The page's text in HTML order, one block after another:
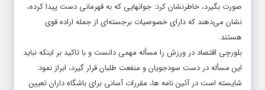
صورت بگیرد، خاطرنشان کرد: جوانهایی که به قهرمانی دست پیدا کرده،
نشان می‌دهند که دارای خصوصیات برجسته‌ای از جمله اراده‌ قوی‌
هستند.
بلورچی اقتصاد در ورزش را مسأله مهمی دانست و با تاکید بر اینکه نباید
این مسأله در دست سودجویان و منفعت طلبان قرار گیرد، ابراز نمود:
شایسته است در آئین نامه ها، مقررات آسانی برای باشگاه داران تعیین